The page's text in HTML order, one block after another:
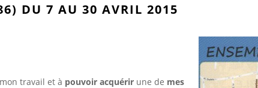
DU 7 AU 30 AVRIL 2015
mon travail et à pouvoir acquérir une de mes